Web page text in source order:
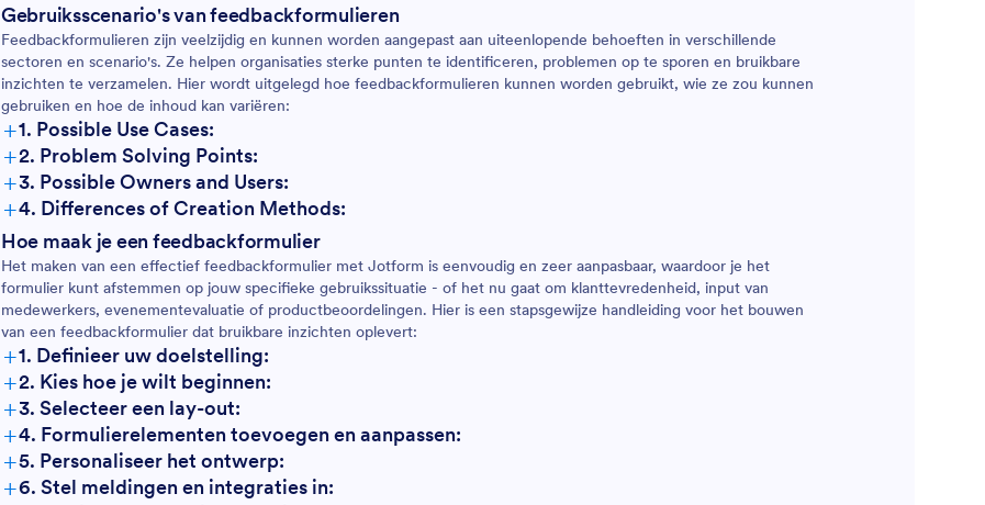
Gebruiksscenario's van feedbackformulieren
Feedbackformulieren zijn veelzijdig en kunnen worden aangepast aan uiteenlopende behoeften in verschillende
sectoren en scenario's. Ze helpen organisaties sterke punten te identificeren, problemen op te sporen en bruikbare
inzichten te verzamelen. Hier wordt uitgelegd hoe feedbackformulieren kunnen worden gebruikt, wie ze zou kunnen
gebruiken en hoe de inhoud kan variëren:
+1. Possible Use Cases:
+2. Problem Solving Points:
+3. Possible Owners and Users:
+4. Differences of Creation Methods:
Hoe maak je een feedbackformulier
Het maken van een effectief feedbackformulier met Jotform is eenvoudig en zeer aanpasbaar, waardoor je het
formulier kunt afstemmen op jouw specifieke gebruikssituatie - of het nu gaat om klanttevredenheid, input van
medewerkers, evenementevaluatie of productbeoordelingen. Hier is een stapsgewijze handleiding voor het bouwen
van een feedbackformulier dat bruikbare inzichten oplevert:
+1. Definieer uw doelstelling:
+2. Kies hoe je wilt beginnen:
+3. Selecteer een lay-out:
+4. Formulierelementen toevoegen en aanpassen:
+5. Personaliseer het ontwerp:
+6. Stel meldingen en integraties in: